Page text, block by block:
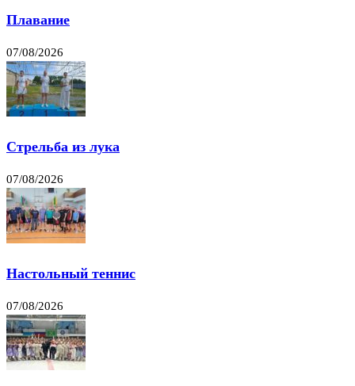
Плавание
07/08/2026
Стрельба из лука
07/08/2026
Настольный теннис
07/08/2026